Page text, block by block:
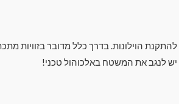
הוילונות. בדרך כלל מדובר בזוויות
לנגב את המשטח באלכוהול טכני!